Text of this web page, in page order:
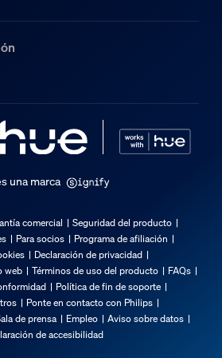
y peso del embalaje
EAN/UPC
una marca
comercial
Seguridad del producto
Para socios
Programa de afiliación
Declaración de privacidad
web
Términos de uso del producto
FAQs
Política de fin de soporte
Ponte en contacto con Philips
de prensa Empleo
Aviso sobre datos
de accesibilidad